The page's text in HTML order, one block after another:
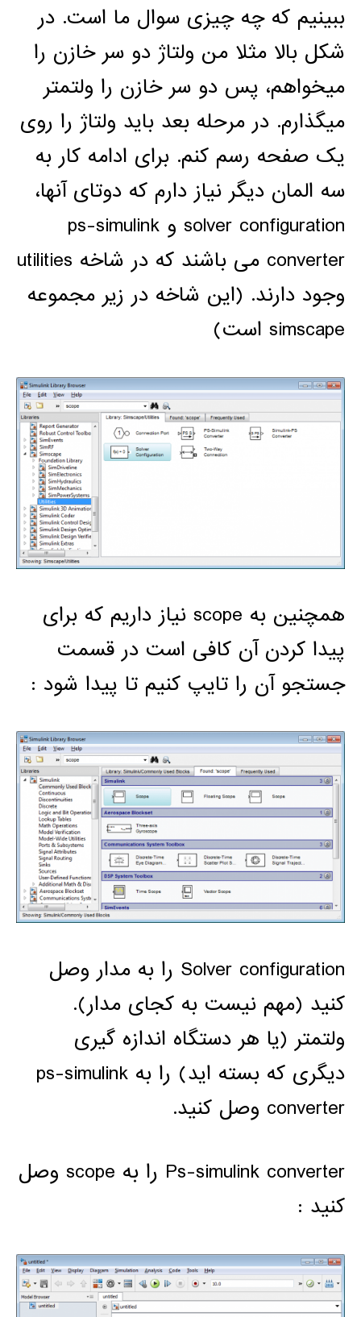
ببینیم که چه چیزی سوال ما است. در
شکل بالا مثلا من ولتاژ دو سر خازن را
میخواهم، پس دو سر خازن را ولتمتر
میگذارم. در مرحله بعد باید ولتاژ را روی
یک صفحه رسم کنم. برای ادامه کار به
سه المان دیگر نیاز دارم که دوتای آنها،
solver configuration و ps-simulink
converter می باشند که در شاخه utilities
وجود دارند. (این شاخه در زیر مجموعه
simscape است)
همچنین به scope نیاز داریم که برای
پیدا کردن آن کافی است در قسمت
جستجو آن را تایپ کنیم تا پیدا شود :
Solver configuration را به مدار وصل
کنید (مهم نیست به کجای مدار).
ولتمتر (یا هر دستگاه اندازه گیری
دیگری که بسته اید) را به ps-simulink
converter وصل کنید.
Ps-simulink converter را به scope وصل
کنید :